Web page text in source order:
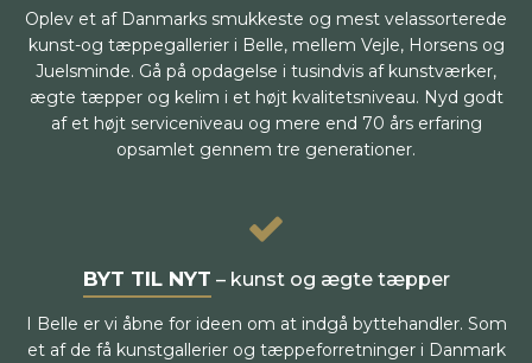
Oplev et af Danmarks smukkeste og mest velassorterede
kunst-og tæppegallerier i Belle, mellem Vejle, Horsens og
Juelsminde. Gå på opdagelse i tusindvis af kunstværker,
ægte tæpper og kelim i et højt kvalitetsniveau. Nyd godt
af et højt serviceniveau og mere end 70 års erfaring
opsamlet gennem tre generationer.
BYT TIL NYT – kunst og ægte tæpper
I Belle er vi åbne for ideen om at indgå byttehandler. Som
et af de få kunstgallerier og tæppeforretninger i Danmark